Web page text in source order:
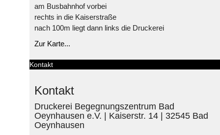
am Busbahnhof vorbei
rechts in die Kaiserstraße
nach 100m liegt dann links die Druckerei
Zur Karte...
Kontakt
Kontakt
Druckerei Begegnungszentrum Bad
Oeynhausen e.V. | Kaiserstr. 14 | 32545 Bad
Oeynhausen